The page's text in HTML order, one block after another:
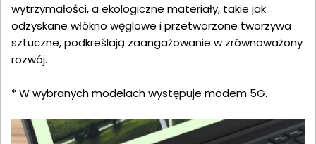
wytrzymałości, a ekologiczne materiały, takie jak
odzyskane włókno węglowe i przetworzone tworzywa
sztuczne, podkreślają zaangażowanie w zrównoważony
rozwój.
* W wybranych modelach występuje modem 5G.